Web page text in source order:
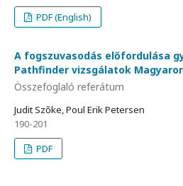
PDF (English)
A fogszuvasodás előfordulása
Pathfinder vizsgálatok
Összefoglaló referátum
Judit Szőke, Poul Erik Petersen
190-201
PDF